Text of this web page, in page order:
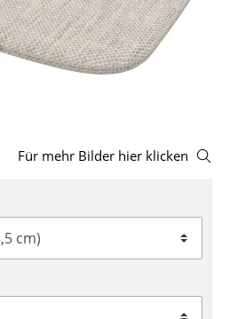
Für mehr Bilder hier klicken